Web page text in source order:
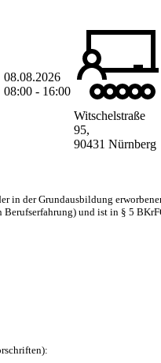
08.08.2026
08:00 - 16:00
Witschelstraße
95,
90431 Nürnberg
in der Grundausbildung
und ist in § 5